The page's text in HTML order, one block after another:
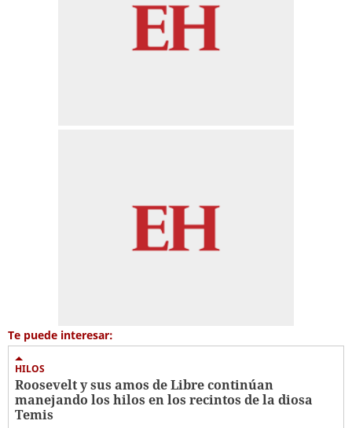
Te puede interesar:
HILOS
Roosevelt y sus amos de Libre continúan
manejando los hilos en los recintos de la diosa
Temis